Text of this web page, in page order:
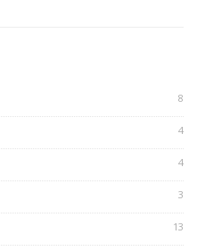
8
4
4
3
13